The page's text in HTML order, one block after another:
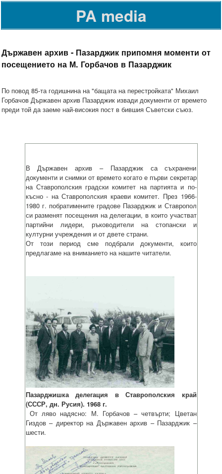
PA media
Държавен архив - Пазарджик припомня моменти от
посещението на М. Горбачов в Пазарджик
По повод 85-та годишнина на "бащата на перестройката" Михаил
Горбачов Държавен архив Пазарджик извади документи от времето
преди той да заеме най-високия пост в бившия Съветски съюз.
В Държавен архив – Пазарджик са съхранени
документи и снимки от времето когато е първи секретар
на Ставрополския градски комитет на партията и по-
късно - на Ставрополския краеви комитет. През 1966-
1980 г. побратимените градове Пазарджик и Ставропол
си разменят посещения на делегации, в които участват
партийни лидери, ръководители на стопански и
културни учреждения и от двете страни.
От този период сме подбрали документи, които
предлагаме на вниманието на нашите читатели.
Пазарджишка делегация в Ставрополския край
(СССР, дн. Русия). 1968 г.
От ляво надясно: М. Горбачов – четвърти; Цветан
Гиздов – директор на Държавен архив – Пазарджик –
шести.